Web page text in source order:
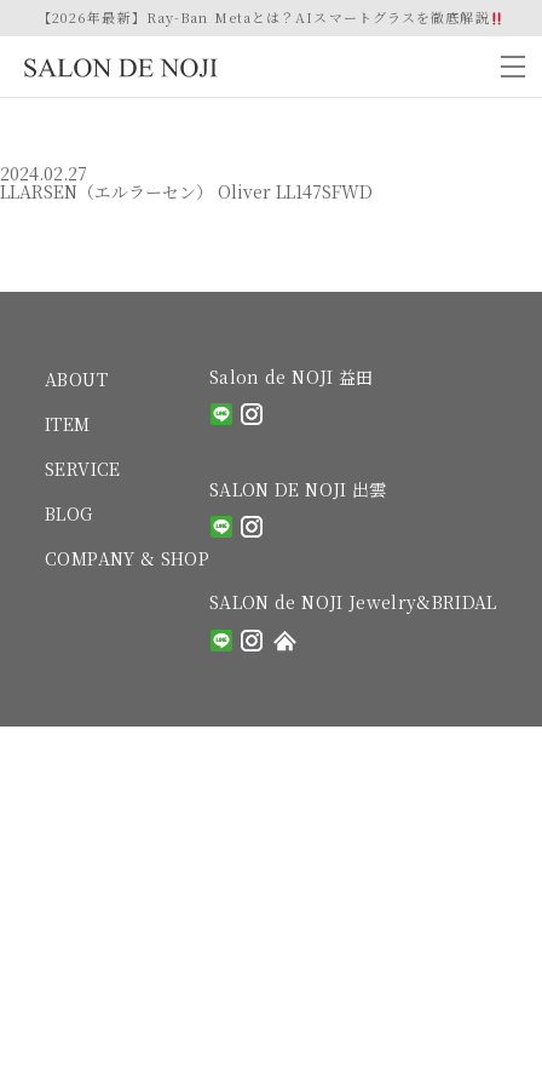
【2026年最新】Ray-Ban Metaとは？AIスマートグラスを徹底解説
2024.02.27
LLARSEN（エルラーセン） Oliver LL147SFWD
ABOUT
ITEM
SERVICE
BLOG
COMPANY & SHOP
Salon de NOJI 益田
SALON DE NOJI 出雲
SALON de NOJI Jewelry&BRIDAL